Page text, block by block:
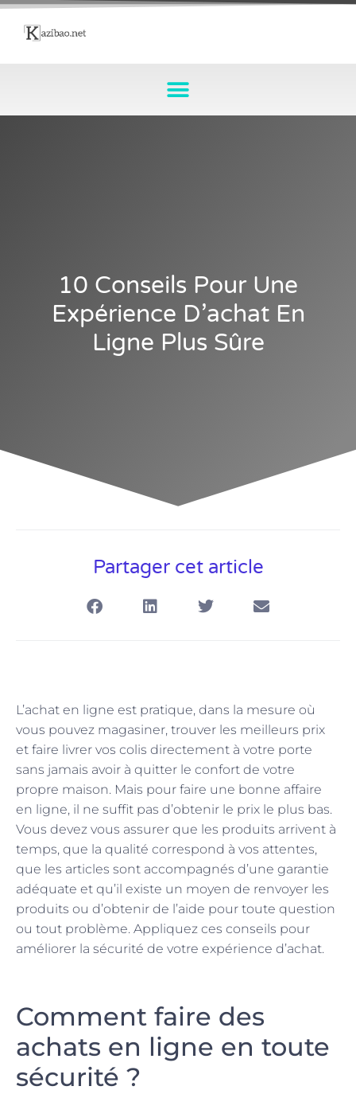
10 Conseils Pour Une
Expérience D’achat En
Ligne Plus Sûre
Partager cet article
L’achat en ligne est pratique, dans la mesure où
vous pouvez magasiner, trouver les meilleurs prix
et faire livrer vos colis directement à votre porte
sans jamais avoir à quitter le confort de votre
propre maison. Mais pour faire une bonne affaire
en ligne, il ne suffit pas d’obtenir le prix le plus bas.
Vous devez vous assurer que les produits arrivent à
temps, que la qualité correspond à vos attentes,
que les articles sont accompagnés d’une garantie
adéquate et qu’il existe un moyen de renvoyer les
produits ou d’obtenir de l’aide pour toute question
ou tout problème. Appliquez ces conseils pour
améliorer la sécurité de votre expérience d’achat.
Comment faire des
achats en ligne en toute
sécurité ?